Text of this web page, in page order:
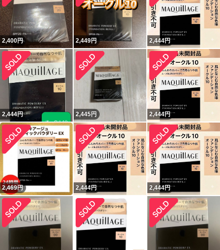
2,400円 2,449円 2,444円
2,444円 2,445円 2,444円
2,469円 2,444円 2,444円